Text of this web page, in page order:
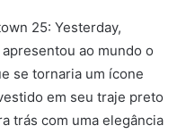
25: Yesterday,
ao mundo o
se tornaria um ícone
em seu traje preto
trás com uma elegância